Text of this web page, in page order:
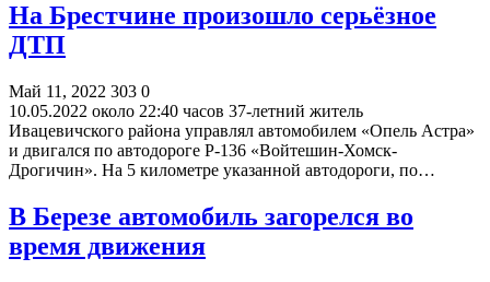
На Брестчине произошло серьёзное
ДТП
Май 11, 2022 303 0
10.05.2022 около 22:40 часов 37-летний житель
Ивацевичского района управлял автомобилем «Опель Астра»
и двигался по автодороге Р-136 «Войтешин-Хомск-
Дрогичин». На 5 километре указанной автодороги, по…
В Березе автомобиль загорелся во
время движения